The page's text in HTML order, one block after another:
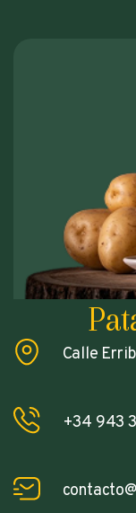
Calle
+34 943